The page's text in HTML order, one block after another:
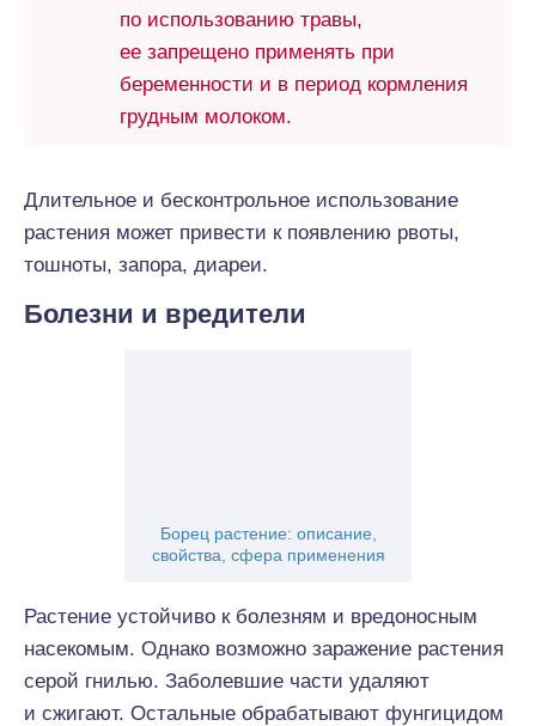
по использованию травы,
ее запрещено применять при
беременности и в период кормления
грудным молоком.
Длительное и бесконтрольное использование
растения может привести к появлению рвоты,
тошноты, запора, диареи.
Болезни и вредители
Борец растение: описание,
свойства, сфера применения
Растение устойчиво к болезням и вредоносным
насекомым. Однако возможно заражение растения
серой гнилью. Заболевшие части удаляют
и сжигают. Остальные обрабатывают фунгицидом